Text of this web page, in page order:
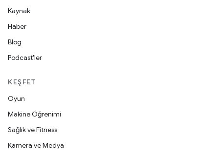
Kaynak
Haber
Blog
Podcast'ler
KEŞFET
Oyun
Makine Öğrenimi
Sağlık ve Fitness
Kamera ve Medya